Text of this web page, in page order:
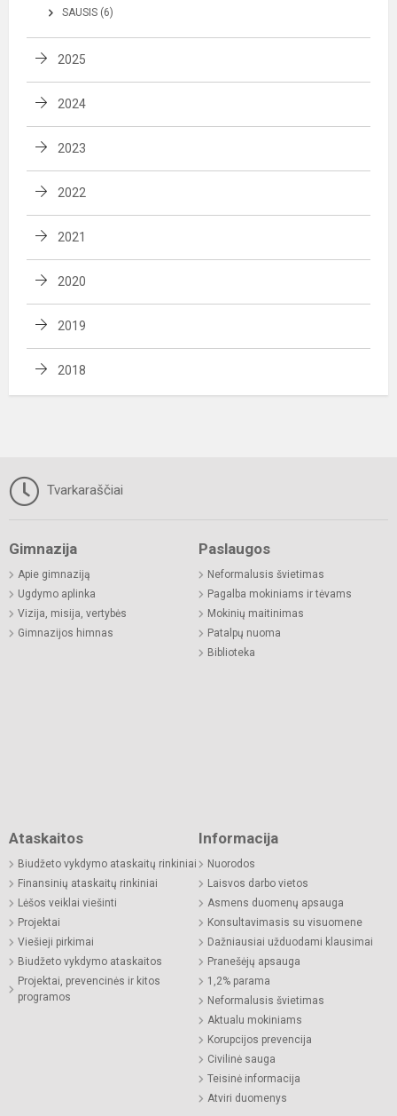
SAUSIS (6)
2025
2024
2023
2022
2021
2020
2019
2018
Tvarkaraščiai
Gimnazija
Apie gimnaziją
Ugdymo aplinka
Vizija, misija, vertybės
Gimnazijos himnas
Paslaugos
Neformalusis švietimas
Pagalba mokiniams ir tėvams
Mokinių maitinimas
Patalpų nuoma
Biblioteka
Ataskaitos
Biudžeto vykdymo ataskaitų rinkiniai
Finansinių ataskaitų rinkiniai
Lėšos veiklai viešinti
Projektai
Viešieji pirkimai
Biudžeto vykdymo ataskaitos
Projektai, prevencinės ir kitos
programos
Informacija
Nuorodos
Laisvos darbo vietos
Asmens duomenų apsauga
Konsultavimasis su visuomene
Dažniausiai užduodami klausimai
Pranešėjų apsauga
1,2% parama
Neformalusis švietimas
Aktualu mokiniams
Korupcijos prevencija
Civilinė sauga
Teisinė informacija
Atviri duomenys